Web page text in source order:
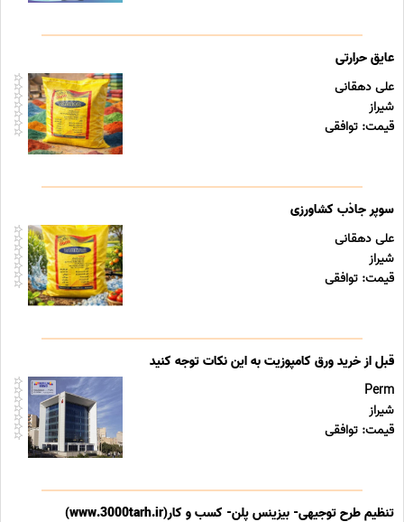
عایق حرارتی
علی دهقانی
شیراز
قیمت: توافقی
سوپر جاذب کشاورزی
علی دهقانی
شیراز
قیمت: توافقی
قبل از خرید ورق کامپوزیت به این نکات توجه کنید
Perm
شیراز
قیمت: توافقی
تنظیم طرح توجیهی- بیزینس پلن- کسب و کار(www.3000tarh.ir)